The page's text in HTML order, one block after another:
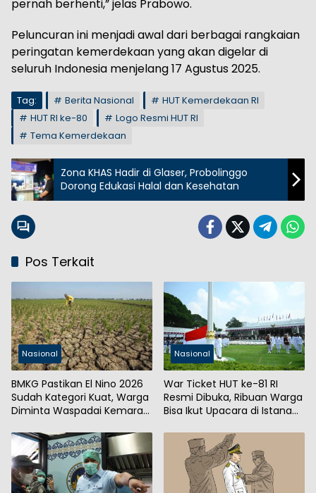
pernah berhenti,” jelas Prabowo.
Peluncuran ini menjadi awal dari berbagai rangkaian
peringatan kemerdekaan yang akan digelar di
seluruh Indonesia menjelang 17 Agustus 2025.
Tag: Berita Nasional
HUT Kemerdekaan RI
HUT RI ke-80
Logo Resmi HUT RI
Tema Kemerdekaan
Zona KHAS Hadir di Glaser, Probolinggo
Dorong Edukasi Halal dan Kesehatan
Pos Terkait
Nasional
BMKG Pastikan El Nino 2026
Sudah Kategori Kuat, Warga
Diminta Waspadai Kemarau
Nasional
War Ticket HUT ke-81 RI
Resmi Dibuka, Ribuan Warga
Bisa Ikut Upacara di Istana